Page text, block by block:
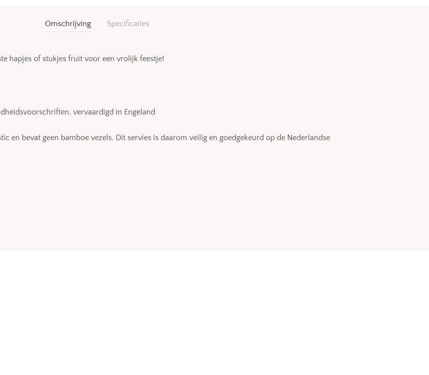
Omschrijving Specificaties
hapjes of stukjes fruit voor een vrolijk feestje!
vervaardigd in Engeland
en bevat geen bamboe vezels. Dit servies is daarom veilig en goedgekeurd op de Nederlandse